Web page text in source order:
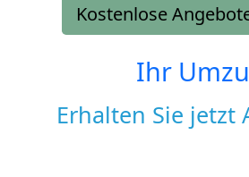
Kostenlose
Ihr
Erhalten Sie jetzt